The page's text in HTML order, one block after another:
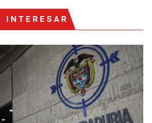
INTERESAR